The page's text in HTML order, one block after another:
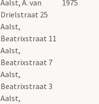
Aalst, A. van
Drielstraat 25
Aalst,
Beatrixstraat 11
Aalst,
Beatrixstraat 7
Aalst,
Beatrixstraat 3
Aalst,
1975